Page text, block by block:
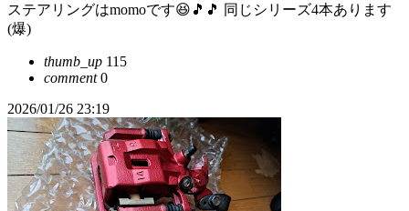
ステアリングはmomoです😆🎵🎵 同じシリーズ4本あります
(爆)
thumb_up 115
comment0
2026/01/26 23:19